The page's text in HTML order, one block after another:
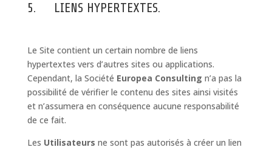
5. LIENS HYPERTEXTES.
Le Site contient un certain nombre de liens
hypertextes vers d’autres sites ou applications.
Cependant, la Société Europea Consulting n’a pas la
possibilité de vérifier le contenu des sites ainsi visités
et n’assumera en conséquence aucune responsabilité
de ce fait.
Les Utilisateurs ne sont pas autorisés à créer un lien